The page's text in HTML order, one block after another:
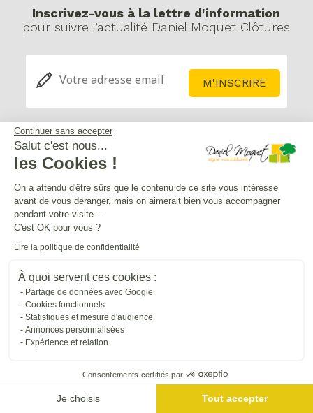
Continuer sans accepter
Salut c'est nous...
les Cookies !
On a attendu d'être sûrs que le contenu de ce site vous intéresse
avant de vous déranger, mais on aimerait bien vous accompagner
pendant votre visite...
C'est OK pour vous ?
Lire la politique de confidentialité
À quoi servent ces cookies :
Partage de données avec Google
Cookies fonctionnels
Statistiques et mesure d'audience
Annonces personnalisées
Expérience et relation
Consentements certifiés par
Je choisis Tout accepter
Inscrivez-vous à la lettre d'information
pour suivre l’actualité Daniel Moquet Clôtures
Service après-vente
Mentions légales
Crédits Agence de communication
Plan du site
Gestion des cookies